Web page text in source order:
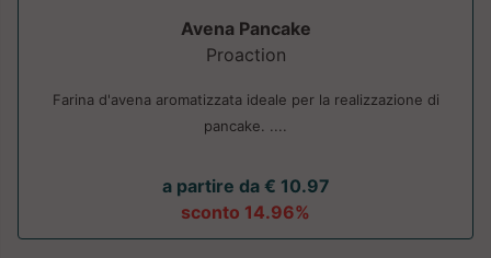
Avena Pancake
Proaction
Farina d'avena aromatizzata ideale per la realizzazione di
pancake. ....
a partire da € 10.97
sconto 14.96%